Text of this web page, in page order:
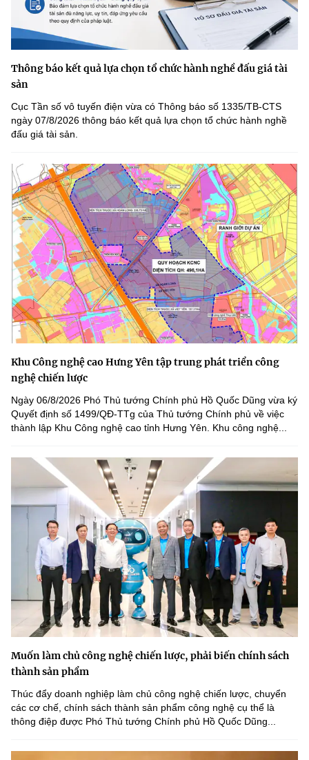
Thông báo kết quả lựa chọn tổ chức hành nghề đấu giá tài
sản
Cục Tần số vô tuyến điện vừa có Thông báo số 1335/TB-CTS
ngày 07/8/2026 thông báo kết quả lựa chọn tổ chức hành nghề
đấu giá tài sản.
Khu Công nghệ cao Hưng Yên tập trung phát triển công
nghệ chiến lược
Ngày 06/8/2026 Phó Thủ tướng Chính phủ Hồ Quốc Dũng vừa ký
Quyết định số 1499/QĐ-TTg của Thủ tướng Chính phủ về việc
thành lập Khu Công nghệ cao tỉnh Hưng Yên. Khu công nghệ...
Muốn làm chủ công nghệ chiến lược, phải biến chính sách
thành sản phẩm
Thúc đẩy doanh nghiệp làm chủ công nghệ chiến lược, chuyển
các cơ chế, chính sách thành sản phẩm công nghệ cụ thể là
thông điệp được Phó Thủ tướng Chính phủ Hồ Quốc Dũng...